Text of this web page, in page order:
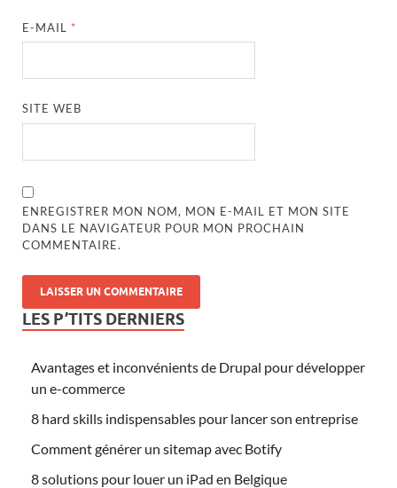
E-MAIL *
SITE WEB
ENREGISTRER MON NOM, MON E-MAIL ET MON SITE
DANS LE NAVIGATEUR POUR MON PROCHAIN
COMMENTAIRE.
LES P’TITS DERNIERS
Avantages et inconvénients de Drupal pour développer
un e-commerce
8 hard skills indispensables pour lancer son entreprise
Comment générer un sitemap avec Botify
8 solutions pour louer un iPad en Belgique